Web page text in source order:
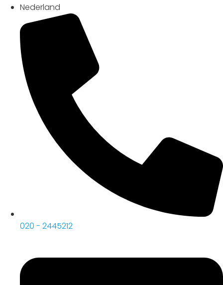
Nederland
020 - 2445212